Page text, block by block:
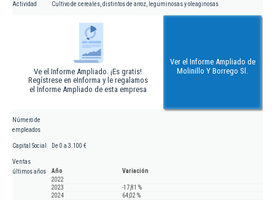
Actividad Cultivo de cereales, distintos de arroz, leguminosas y oleaginosas
Ve el Informe Ampliado. ¡Es gratis!
Regístrese en eInforma y le regalamos
el Informe Ampliado de esta empresa
Ver el Informe Ampliado de
Molinillo Y Borrego Sl.
Número de
empleados
Capital Social De 0 a 3.100 €
Ventas
últimos años
Año
Variación
2022
2023
-17,81 %
2024
64,02 %